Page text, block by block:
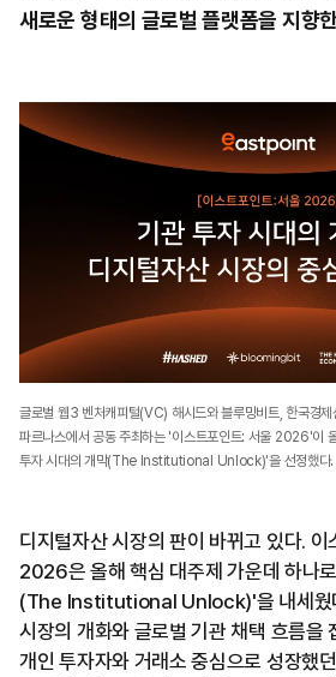
새로운 형태의 글로벌 플랫폼을 지향
글로벌 웹3 벤처캐피털(VC) 해시드와 블루밍비트, 한국경
파르나스에서 공동 주최하는 '이스트포인트: 서울 2026'이
투자 시대의 개막(The Institutional Unlock)'을 선정했다.
디지털자산 시장의 판이 바뀌고 있다. 이
2026은 올해 핵심 대주제 가운데 하나
(The Institutional Unlock)'을 내세웠
시장의 개화와 글로벌 기관 채택 흐름을
개인 투자자와 거래소 중심으로 성장했